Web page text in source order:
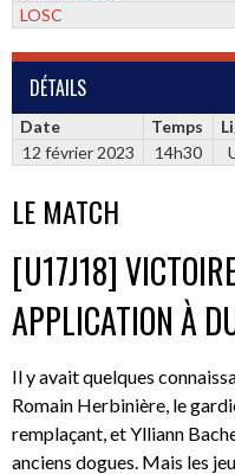
LOSC
DÉTAILS
Date Temps
12 février 2023
14h30
LE MATCH
[U17J18]
APPLICATION À
Il y avait quelques
Romain Herbinière, le
remplaçant, et Ylliann
anciens dogues. Mais les